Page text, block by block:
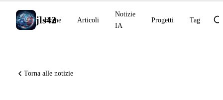
jls42
Home Articoli
Notizie
IA
Progetti Tag
Torna alle notizie